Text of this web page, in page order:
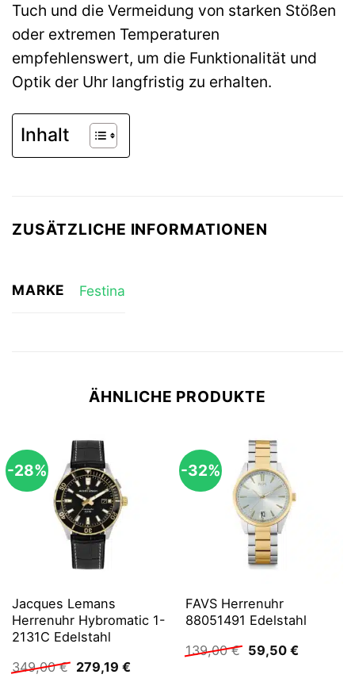
Tuch und die Vermeidung von starken Stößen
oder extremen Temperaturen
empfehlenswert, um die Funktionalität und
Optik der Uhr langfristig zu erhalten.
Inhalt
ZUSÄTZLICHE INFORMATIONEN
MARKE Festina
ÄHNLICHE PRODUKTE
-28%
Jacques Lemans
Herrenuhr Hybromatic 1-
2131C Edelstahl
349,00€ Ursprünglicher
Preis
279,19 €Aktueller
-32%
FAVS Herrenuhr
88051491 Edelstahl
139,00€ Ursprünglicher
Preis
59,50 €Aktueller